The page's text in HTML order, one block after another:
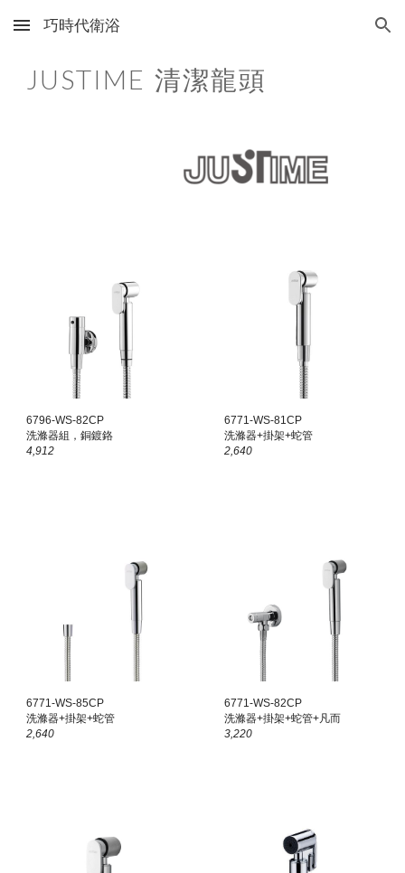
Skip to main content Skip to navigation
巧時代衛浴
JUSTIME 清潔龍頭
6796-WS-82CP
洗滌器組，銅鍍鉻
4,912
6771-WS-81CP
洗滌器+掛架+蛇管
2,640
6771-WS-85CP
洗滌器+掛架+蛇管
2,640
6771-WS-82CP
洗滌器+掛架+蛇管+凡而
3,220